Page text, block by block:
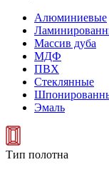
Алюминиевые
Массив дуба
МДФ
ПВХ
Стеклянные
Эмаль
Тип полотна